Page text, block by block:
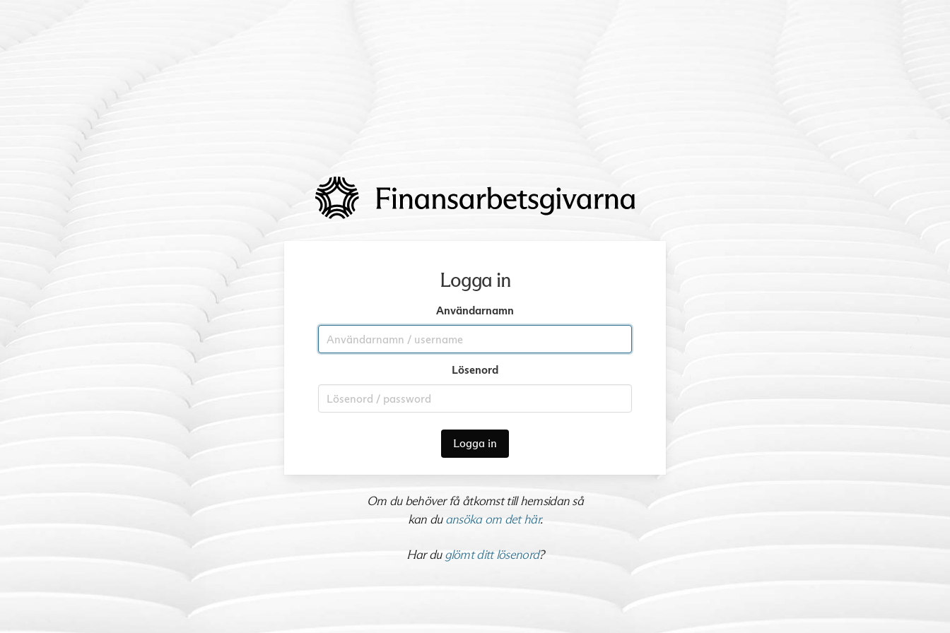
Logga in
Användarnamn
Lösenord
Logga in
Om du behöver få åtkomst till hemsidan så
kan duansöka om det här.
Har duglömt ditt lösenord?